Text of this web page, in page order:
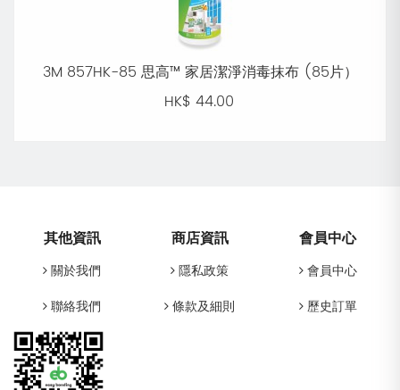
3M 857HK-85 思高™ 家居潔淨消毒抹布 (85片）
HK$ 44.00
其他資訊
關於我們
聯絡我們
商店資訊
隱私政策
條款及細則
會員中心
會員中心
歷史訂單